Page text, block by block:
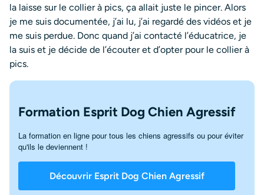
la laisse sur le collier à pics, ça allait juste le pincer. Alors
je me suis documentée, j’ai lu, j’ai regardé des vidéos et je
me suis perdue. Donc quand j’ai contacté l’éducatrice, je
la suis et je décide de l’écouter et d’opter pour le collier à
pics.
Formation Esprit Dog Chien Agressif
La formation en ligne pour tous les chiens agressifs ou pour éviter
qu'ils le deviennent !
Découvrir Esprit Dog Chien Agressif